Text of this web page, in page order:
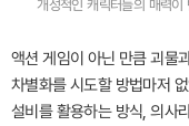
개성적인 캐릭터들의 매력
액션 게임이 아닌 만큼 괴물
차별화를 시도할 방법마저
설비를 활용하는 방식, 의사